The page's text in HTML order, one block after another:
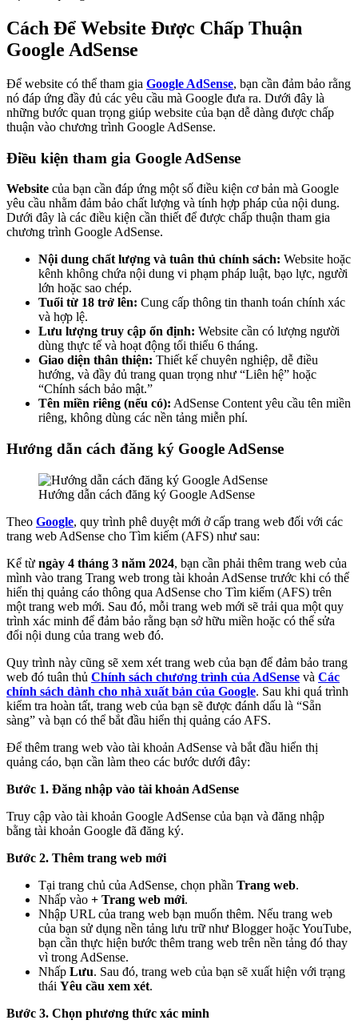
Cách Để Website Được Chấp Thuận
Google AdSense
Để website có thể tham gia Google AdSense, bạn cần đảm bảo rằng
nó đáp ứng đầy đủ các yêu cầu mà Google đưa ra. Dưới đây là
những bước quan trọng giúp website của bạn dễ dàng được chấp
thuận vào chương trình Google AdSense.
Điều kiện tham gia Google AdSense
Website của bạn cần đáp ứng một số điều kiện cơ bản mà Google
yêu cầu nhằm đảm bảo chất lượng và tính hợp pháp của nội dung.
Dưới đây là các điều kiện cần thiết để được chấp thuận tham gia
chương trình Google AdSense.
Nội dung chất lượng và tuân thủ chính sách: Website hoặc
kênh không chứa nội dung vi phạm pháp luật, bạo lực, người
lớn hoặc sao chép.
Tuổi từ 18 trở lên: Cung cấp thông tin thanh toán chính xác
và hợp lệ.
Lưu lượng truy cập ổn định: Website cần có lượng người
dùng thực tế và hoạt động tối thiểu 6 tháng.
Giao diện thân thiện: Thiết kế chuyên nghiệp, dễ điều
hướng, và đầy đủ trang quan trọng như “Liên hệ” hoặc
“Chính sách bảo mật.”
Tên miền riêng (nếu có): AdSense Content yêu cầu tên miền
riêng, không dùng các nền tảng miễn phí.
Hướng dẫn cách đăng ký Google AdSense
Hướng dẫn cách đăng ký Google AdSense
Theo Google, quy trình phê duyệt mới ở cấp trang web đối với các
trang web AdSense cho Tìm kiếm (AFS) như sau:
Kể từ ngày 4 tháng 3 năm 2024, bạn cần phải thêm trang web của
mình vào trang Trang web trong tài khoản AdSense trước khi có thể
hiển thị quảng cáo thông qua AdSense cho Tìm kiếm (AFS) trên
một trang web mới. Sau đó, mỗi trang web mới sẽ trải qua một quy
trình xác minh để đảm bảo rằng bạn sở hữu miền hoặc có thể sửa
đổi nội dung của trang web đó.
Quy trình này cũng sẽ xem xét trang web của bạn để đảm bảo trang
web đó tuân thủ Chính sách chương trình của AdSense và Các
chính sách dành cho nhà xuất bản của Google. Sau khi quá trình
kiểm tra hoàn tất, trang web của bạn sẽ được đánh dấu là “Sẵn
sàng” và bạn có thể bắt đầu hiển thị quảng cáo AFS.
Để thêm trang web vào tài khoản AdSense và bắt đầu hiển thị
quảng cáo, bạn cần làm theo các bước dưới đây:
Bước 1. Đăng nhập vào tài khoản AdSense
Truy cập vào tài khoản Google AdSense của bạn và đăng nhập
bằng tài khoản Google đã đăng ký.
Bước 2. Thêm trang web mới
Tại trang chủ của AdSense, chọn phần Trang web.
Nhấp vào + Trang web mới.
Nhập URL của trang web bạn muốn thêm. Nếu trang web
của bạn sử dụng nền tảng lưu trữ như Blogger hoặc YouTube,
bạn cần thực hiện bước thêm trang web trên nền tảng đó thay
vì trong AdSense.
Nhấp Lưu. Sau đó, trang web của bạn sẽ xuất hiện với trạng
thái Yêu cầu xem xét.
Bước 3. Chọn phương thức xác minh